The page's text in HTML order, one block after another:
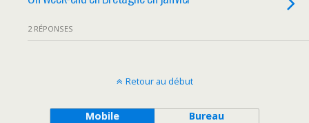
2 RÉPONSES
Retour au début
Mobile Bureau